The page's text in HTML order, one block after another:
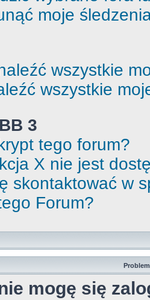
moje
wszystkie
wszystkie
3
tego forum?
X nie jest
skontaktować w
Forum?
mogę się